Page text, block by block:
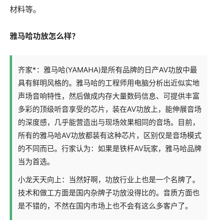
材料等。
雅马哈功放怎么样？
齐家*：雅马哈(YAMAHA)是所有品牌的日产AV功放中最
具有鲜明风格的。雅马哈的工程师用电脑分析出近似实地
声场音响特性，然后做成内存大量数码信息、可提供丰富
多彩的顶级听音享受的芯片，装在AV功放上，能伸展音场
的深度感，几乎能营造出与现场效果相同的音场。目前，
所有的雅马哈AV功放都装有这种芯片，区别仅是音场模式
的不同而已。行家认为：如果是铁杆AV玩家，雅马哈品牌
当为首选。
小龙天天向上：当然好啊，功放行业上也是一个名牌了。
技术和做工方面是国内杂牌子功放没得比的。音质方面也
是不错的，不然在国内市场上也不会有这么多客户了。